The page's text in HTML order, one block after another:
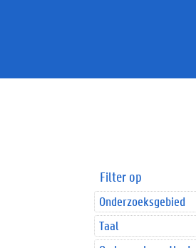
Filter op
Onderzoeksgebied
Taal